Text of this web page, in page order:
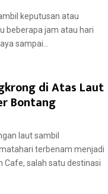
keputusan atau
beberapa jam atau hari
sampai...
di Atas Laut
Bontang
laut sambil
terbenam menjadi
salah satu destinasi